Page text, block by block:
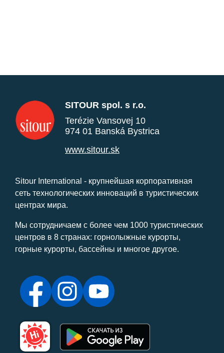
SITOUR spol. s r.o.
Terézie Vansovej 10
974 01 Banská Bystrica
www.sitour.sk
Sitour International - крупнейшая корпоративная
сеть технологических инноваций в туристических
центрах мира.
Мы сотрудничаем с более чем 1000 туристических
центров в 8 странах: горнолыжные курорты,
горные курорты, бассейны и многое другое.